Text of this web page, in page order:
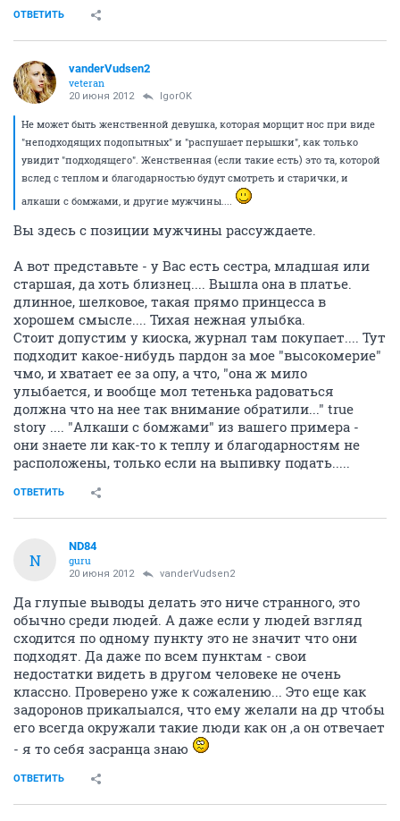
ОТВЕТИТЬ
vanderVudsen2
veteran
20 июня 2012 IgorOK
Не может быть женственной девушка, которая морщит нос при виде
"неподходящих подопытных" и "распушает перышки", как только
увидит "подходящего". Женственная (если такие есть) это та, которой
вслед с теплом и благодарностью будут смотреть и старички, и
алкаши с бомжами, и другие мужчины....
Вы здесь с позиции мужчины рассуждаете.
А вот представьте - у Вас есть сестра, младшая или
старшая, да хоть близнец.... Вышла она в платье.
длинное, шелковое, такая прямо принцесса в
хорошем смысле.... Тихая нежная улыбка.
Стоит допустим у киоска, журнал там покупает.... Тут
подходит какое-нибудь пардон за мое "высокомерие"
чмо, и хватает ее за опу, а что, "она ж мило
улыбается, и вообще мол тетенька радоваться
должна что на нее так внимание обратили..." true
story .... "Алкаши с бомжами" из вашего примера -
они знаете ли как-то к теплу и благодарностям не
расположены, только если на выпивку подать.....
ОТВЕТИТЬ
N
ND84
guru
20 июня 2012 vanderVudsen2
Да глупые выводы делать это ниче странного, это
обычно среди людей. А даже если у людей взгляд
сходится по одному пункту это не значит что они
подходят. Да даже по всем пунктам - свои
недостатки видеть в другом человеке не очень
классно. Проверено уже к сожалению... Это еще как
задоронов прикалыался, что ему желали на др чтобы
его всегда окружали такие люди как он ,а он отвечает
- я то себя засранца знаю
ОТВЕТИТЬ